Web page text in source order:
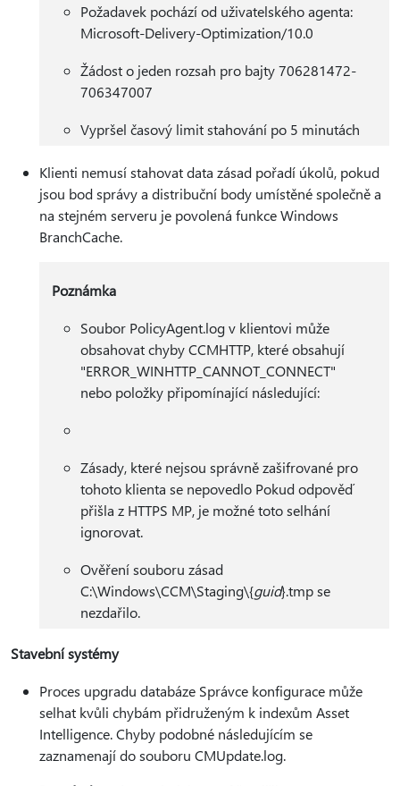
Požadavek pochází od uživatelského agenta:
Microsoft-Delivery-Optimization/10.0
Žádost o jeden rozsah pro bajty 706281472-
706347007
Vypršel časový limit stahování po 5 minutách
Klienti nemusí stahovat data zásad pořadí úkolů, pokud
jsou bod správy a distribuční body umístěné společně a
na stejném serveru je povolená funkce Windows
BranchCache.
Poznámka
Soubor PolicyAgent.log v klientovi může
obsahovat chyby CCMHTTP, které obsahují
"ERROR_WINHTTP_CANNOT_CONNECT"
nebo položky připomínající následující:
Zásady, které nejsou správně zašifrované pro
tohoto klienta se nepovedlo Pokud odpověď
přišla z HTTPS MP, je možné toto selhání
ignorovat.
Ověření souboru zásad
C:\Windows\CCM\Staging\{guid}.tmp se
nezdařilo.
Stavební systémy
Proces upgradu databáze Správce konfigurace může
selhat kvůli chybám přidruženým k indexům Asset
Intelligence. Chyby podobné následujícím se
zaznamenají do souboru CMUpdate.log.